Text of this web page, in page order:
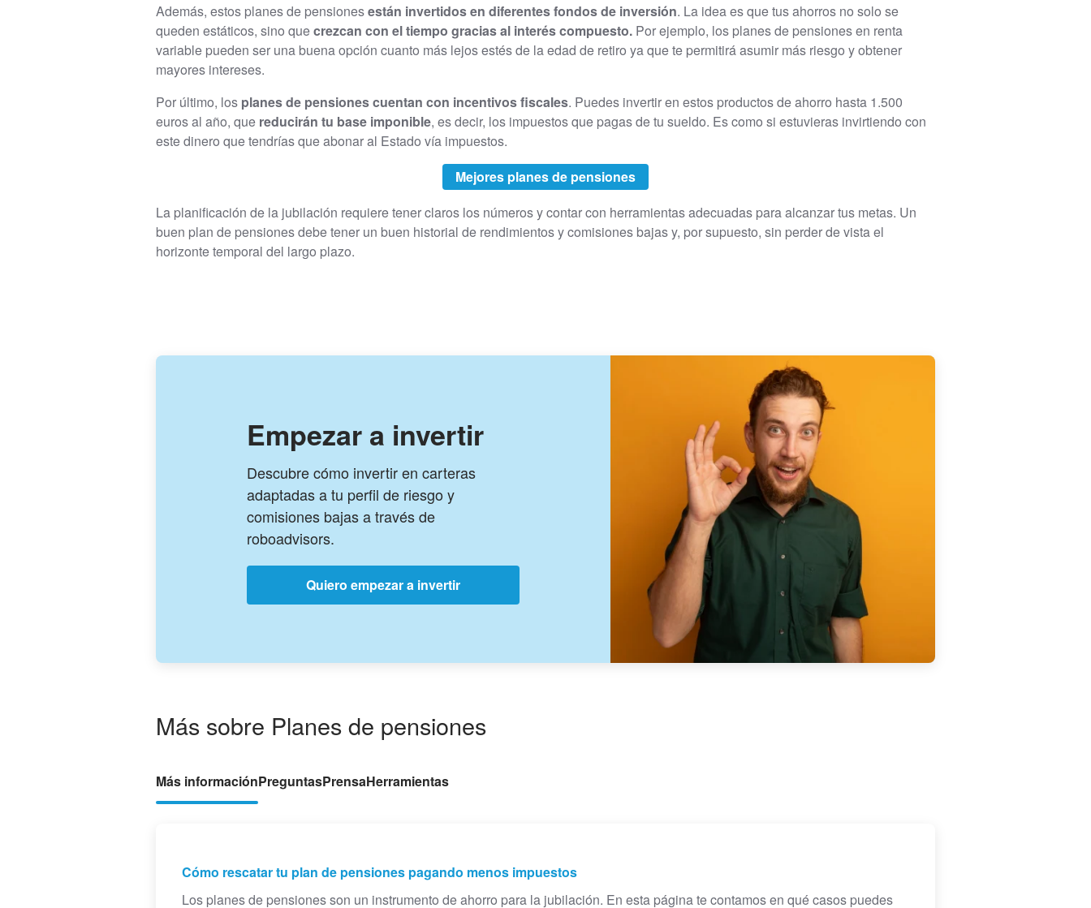
Además, estos planes de pensionesestán invertidos en diferentes fondos de inversión. La idea es que tus ahorros no solo se
queden estáticos, sino quecrezcan con el tiempo gracias al interés compuesto. Por ejemplo, los planes de pensiones en renta
variable pueden ser una buena opción cuanto más lejos estés de la edad de retiro ya que te permitirá asumir más riesgo y obtener
mayores intereses.
Por último, los planes de pensiones cuentan con incentivos fiscales. Puedes invertir en estos productos de ahorro hasta 1.500
euros al año, que reducirán tu base imponible, es decir, los impuestos que pagas de tu sueldo. Es como si estuvieras invirtiendo con
este dinero que tendrías que abonar al Estado vía impuestos.
Mejores planes de pensiones
La planificación de la jubilación requiere tener claros los números y contar con herramientas adecuadas para alcanzar tus metas. Un
buen plan de pensiones debe tener un buen historial de rendimientos y comisiones bajas y, por supuesto, sin perder de vista el
horizonte temporal del largo plazo.
Empezar a invertir
Descubre cómo invertir en carteras
adaptadas a tu perfil de riesgo y
comisiones bajas a través de
roboadvisors.
Quiero empezar a invertir
Más sobre Planes de pensiones
Más informaciónPreguntasPrensaHerramientas
Cómo rescatar tu plan de pensiones pagando menos impuestos
Los planes de pensiones son un instrumento de ahorro para la jubilación. En esta página te contamos en qué casos puedes